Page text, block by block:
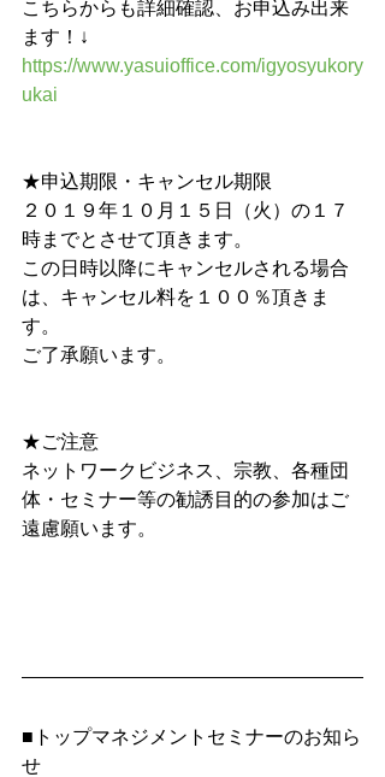
こちらからも詳細確認、お申込み出来
ます！↓
https://www.yasuioffice.com/igyosyukory
ukai
★申込期限・キャンセル期限
２０１９年１０月１５日（火）の１７
時までとさせて頂きます。
この日時以降にキャンセルされる場合
は、キャンセル料を１００％頂きま
す。
ご了承願います。
★ご注意
ネットワークビジネス、宗教、各種団
体・セミナー等の勧誘目的の参加はご
遠慮願います。
■トップマネジメントセミナーのお知ら
せ